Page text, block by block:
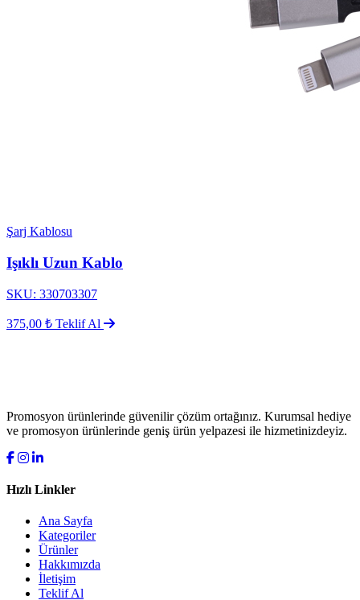
Şarj Kablosu
Işıklı Uzun Kablo
SKU: 330703307
375,00 ₺ Teklif Al
Promosyon ürünlerinde güvenilir çözüm ortağınız. Kurumsal hediye
ve promosyon ürünlerinde geniş ürün yelpazesi ile hizmetinizdeyiz.
Hızlı Linkler
Ana Sayfa
Kategoriler
Ürünler
Hakkımızda
İletişim
Teklif Al